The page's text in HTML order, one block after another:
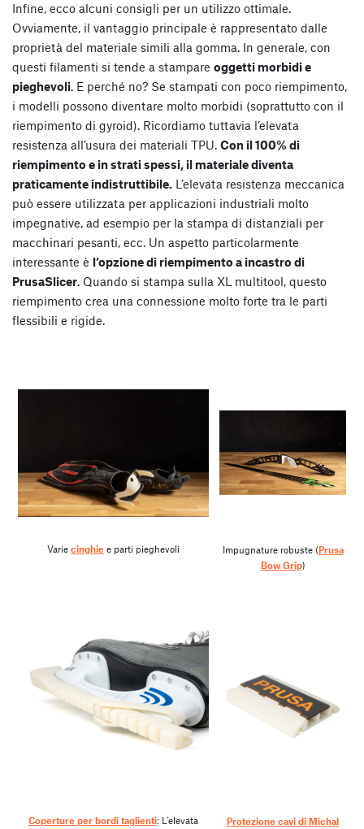
Infine, ecco alcuni consigli per un utilizzo ottimale.
Ovviamente, il vantaggio principale è rappresentato dalle
proprietà del materiale simili alla gomma. In generale, con
questi filamenti si tende a stampare oggetti morbidi e
pieghevoli. E perché no? Se stampati con poco riempimento,
i modelli possono diventare molto morbidi (soprattutto con il
riempimento di gyroid). Ricordiamo tuttavia l’elevata
resistenza all’usura dei materiali TPU. Con il 100% di
riempimento e in strati spessi, il materiale diventa
praticamente indistruttibile. L’elevata resistenza meccanica
può essere utilizzata per applicazioni industriali molto
impegnative, ad esempio per la stampa di distanziali per
macchinari pesanti, ecc. Un aspetto particolarmente
interessante è l’opzione di riempimento a incastro di
PrusaSlicer. Quando si stampa sulla XL multitool, questo
riempimento crea una connessione molto forte tra le parti
flessibili e rigide.
Varie cinghie e parti pieghevoli Impugnature robuste (Prusa
Bow Grip)
Coperture per bordi taglienti: L’elevata
Protezione cavi di Michal